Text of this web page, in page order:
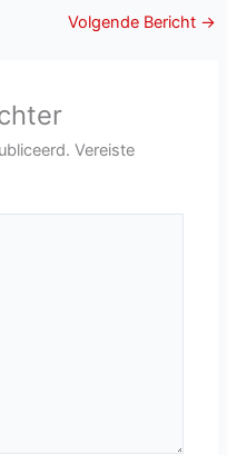
Volgende Bericht →
Vereiste